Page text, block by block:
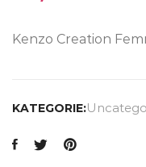
Kenzo Creation
KATEGORIE: